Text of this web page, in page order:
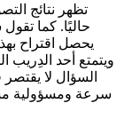
تظهر نتائج
ويتمتع أحد الدِريب
السؤال لا
سرعة ومسؤولية